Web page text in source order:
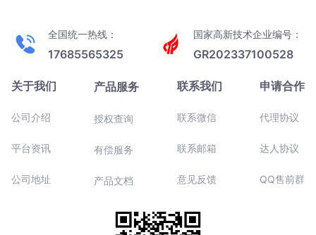
全国统一热线：
17685565325
国家高新技术企业编号：
GR202337100528
关于我们
公司介绍
平台资讯
公司地址
产品服务
授权查询
有偿服务
产品文档
联系我们
联系微信
联系邮箱
意见反馈
申请合作
代理协议
达人协议
QQ售前群